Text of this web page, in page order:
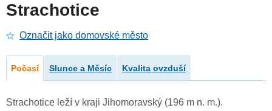
Strachotice
Označit jako domovské město
Počasí Slunce a Měsíc Kvalita ovzduší
Strachotice leží v kraji Jihomoravský (196 m n. m.).